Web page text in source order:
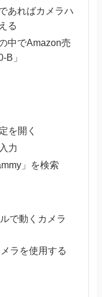
あればカメラハ
る
中でAmazon売
」
を開く
力
」を検索
で動くカメラ
ラを使用する